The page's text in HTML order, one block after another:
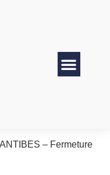
– Fermeture